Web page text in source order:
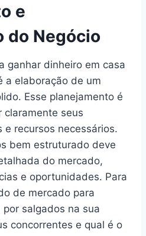
e
do Negócio
ganhar dinheiro em casa
a elaboração de um
Esse planejamento é
claramente seus
recursos necessários.
bem estruturado deve
do mercado,
e oportunidades. Para
de mercado para
salgados na sua
concorrentes e qual é o